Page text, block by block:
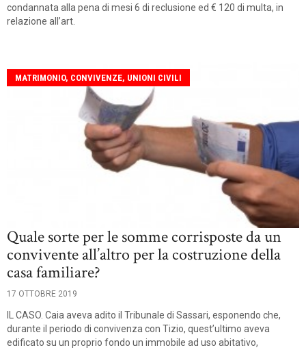
condannata alla pena di mesi 6 di reclusione ed € 120 di multa, in
relazione all’art.
MATRIMONIO, CONVIVENZE, UNIONI CIVILI
Quale sorte per le somme corrisposte da un
convivente all’altro per la costruzione della
casa familiare?
17 OTTOBRE 2019
IL CASO. Caia aveva adito il Tribunale di Sassari, esponendo che,
durante il periodo di convivenza con Tizio, quest’ultimo aveva
edificato su un proprio fondo un immobile ad uso abitativo,